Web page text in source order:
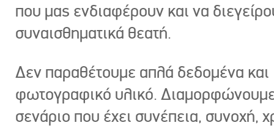
που μας ενδιαφέρουν και να
συναισθηματικά θεατή.
Δεν παραθέτουμε απλά δεδομένα και
φωτογραφικό υλικό.
σενάριο που έχει συνέπεια, συνοχή,